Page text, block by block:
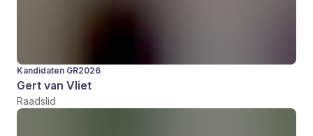
Kandidaten GR2026
Gert van Vliet
Raadslid